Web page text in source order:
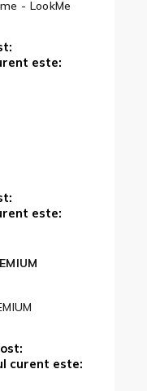
- LookMe
este:
este:
curent este: